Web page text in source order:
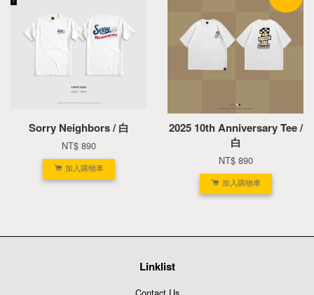
Sorry Neighbors / 白
NT$ 890
加入購物車
2025 10th Anniversary Tee /
白
NT$ 890
加入購物車
Linklist